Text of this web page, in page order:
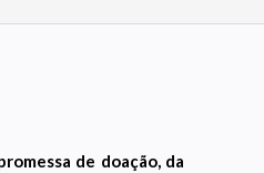
de doação, da